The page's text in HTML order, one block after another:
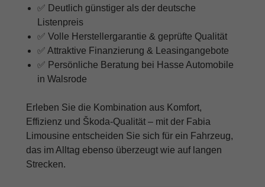
✅ Deutlich günstiger als der deutsche
Listenpreis
✅ Volle Herstellergarantie & geprüfte Qualität
✅ Attraktive Finanzierung & Leasingangebote
✅ Persönliche Beratung bei Hasse Automobile
in Walsrode
Erleben Sie die Kombination aus Komfort,
Effizienz und Škoda-Qualität – mit der Fabia
Limousine entscheiden Sie sich für ein Fahrzeug,
das im Alltag ebenso überzeugt wie auf langen
Strecken.